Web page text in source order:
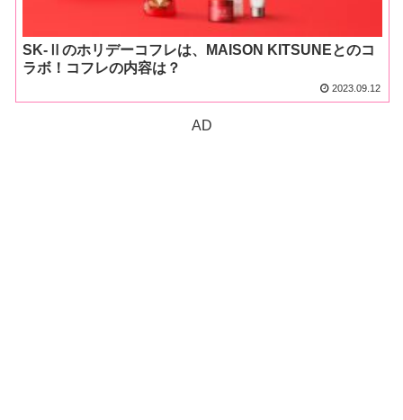
SK-Ⅱのホリデーコフレは、MAISON KITSUNEとのコ
ラボ！コフレの内容は？
2023.09.12
AD